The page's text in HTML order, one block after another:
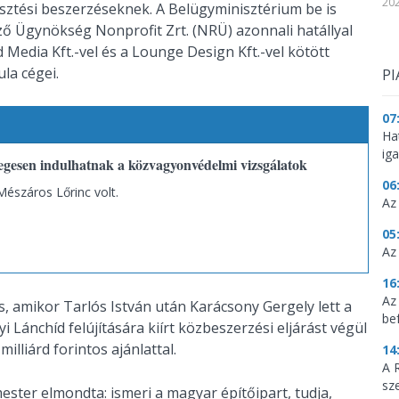
beszerzéseknek. A Belügyminisztérium be is
Ügynökség Nonprofit Zrt. (NRÜ) azonnali hatállyal
Kft.-vel és a Lounge Design Kft.-vel kötött
cégei.
indulhatnak a közvagyonvédelmi vizsgálatok
Lőrinc volt.
amikor Tarlós István után Karácsony Gergely lett a
Lánchíd felújítására kiírt közbeszerzési eljárást végül
forintos ajánlattal.
elmondta: ismeri a magyar építőipart, tudja,
A